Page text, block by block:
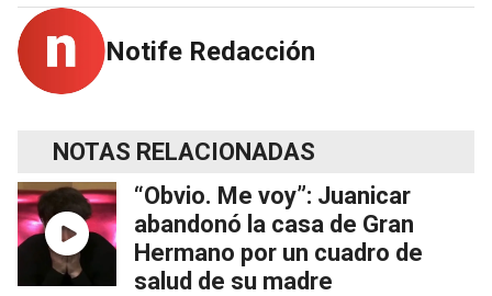
Notife Redacción
NOTAS RELACIONADAS
“Obvio. Me voy”: Juanicar
abandonó la casa de Gran
Hermano por un cuadro de
salud de su madre